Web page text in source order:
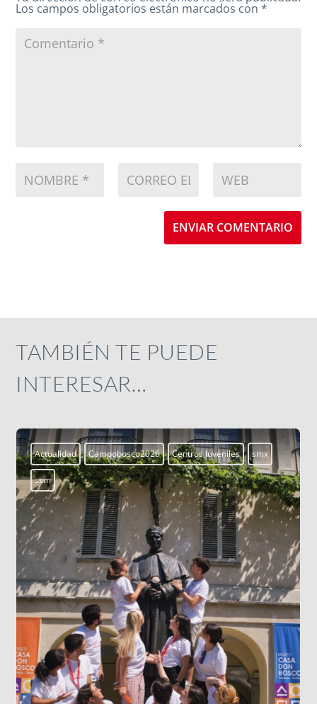
Los campos obligatorios están marcados con*
ENVIAR COMENTARIO
TAMBIÉN TE PUEDE
INTERESAR…
Aprendiendo a vivir Blogs
LOS DATOS BIOMÉTRICOS: NUESTRA
IDENTIDAD EN JUEGO